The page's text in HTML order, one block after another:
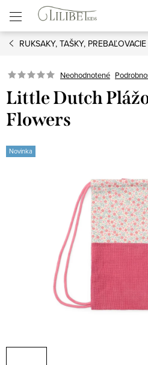
obsah
RUKSAKY, TAŠKY,
Neohodnotené
Little Dutch
Flowers
Novinka